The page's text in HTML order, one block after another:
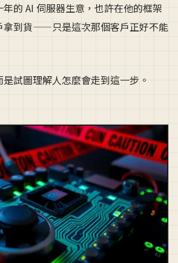
的 AI 伺服器生意，也許在他的框架
拿到貨——只是這次那個客戶正好不能
試圖理解人怎麼會走到這一步。